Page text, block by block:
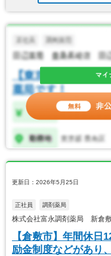
更新日：2026年5月25日
正社員 調剤薬局
株式会社富永調剤薬局 新倉
【倉敷市】年間休日
励金制度などがあり